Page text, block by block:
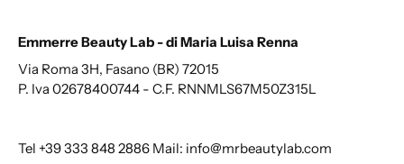
Emmerre Beauty Lab - di Maria Luisa Renna
Via Roma 3H, Fasano (BR) 72015
P. Iva 02678400744 - C.F. RNNMLS67M50Z315L
Tel +39333 848 2886 Mail: info@mrbeautylab.com